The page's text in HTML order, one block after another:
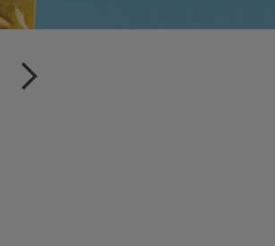
TODAS NUESTRAS NOTICIAS
SIGUIENTE